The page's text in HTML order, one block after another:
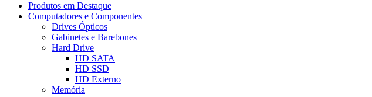
Produtos em Destaque
Computadores e Componentes
Drives Ópticos
Gabinetes e Barebones
Hard Drive
HD SATA
HD SSD
HD Externo
Memória